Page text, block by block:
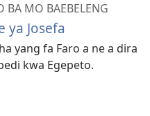
BA MO BAEBELENG
ya Josefa
yang fa Faro a ne a dira
kwa Egepeto.